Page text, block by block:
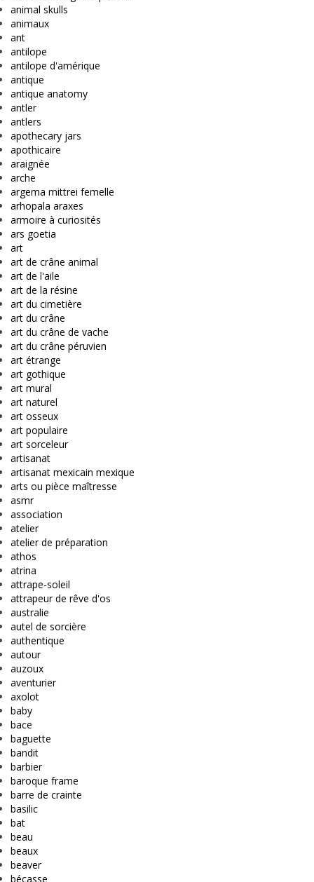
animal skulls
animaux
ant
antilope
antilope d'amérique
antique
antique anatomy
antler
antlers
apothecary jars
apothicaire
araignée
arche
argema mittrei femelle
arhopala araxes
armoire à curiosités
ars goetia
art
art de crâne animal
art de l'aile
art de la résine
art du cimetière
art du crâne
art du crâne de vache
art du crâne péruvien
art étrange
art gothique
art mural
art naturel
art osseux
art populaire
art sorceleur
artisanat
artisanat mexicain mexique
arts ou pièce maîtresse
asmr
association
atelier
atelier de préparation
athos
atrina
attrape-soleil
attrapeur de rêve d'os
australie
autel de sorcière
authentique
autour
auzoux
aventurier
axolot
baby
bace
baguette
bandit
barbier
baroque frame
barre de crainte
basilic
bat
beau
beaux
beaver
bécasse